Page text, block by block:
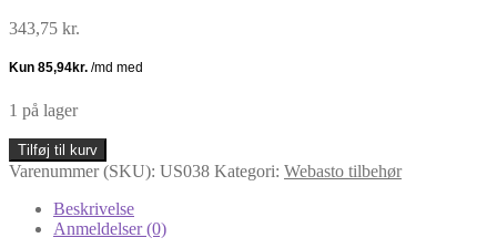
343,75 kr.
1 på lager
Udstødnings
flexrør
længde
Tilføj til kurv
Varenummer (SKU): US038 Kategori: Webasto tilbehør
Beskrivelse
Anmeldelser (0)